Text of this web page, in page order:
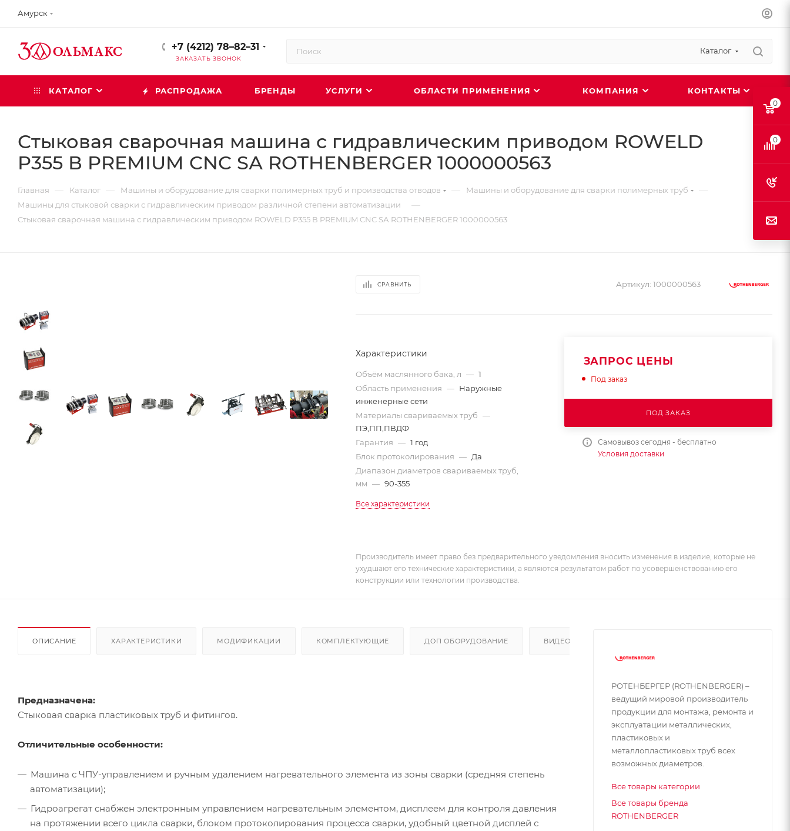
Амурск
+7 (4212) 78–82–31
ЗАКАЗАТЬ ЗВОНОК
Каталог
КАТАЛОГ РАСПРОДАЖА БРЕНДЫ УСЛУГИ ОБЛАСТИ ПРИМЕНЕНИЯ КОМПАНИЯ КОНТАКТЫ
Стыковая сварочная машина с гидравлическим приводом ROWELD
P355 В PREMIUM CNC SА ROTHENBERGER 1000000563
Главная — Каталог — Машины и оборудование для сварки полимерных труб и производства отводов — Машины и оборудование для сварки полимерных труб —
Машины для стыковой сварки с гидравлическим приводом различной степени автоматизации —
Стыковая сварочная машина с гидравлическим приводом ROWELD P355 В PREMIUM CNC SА ROTHENBERGER 1000000563
СРАВНИТЬ Артикул: 1000000563
Характеристики
Объём маслянного бака, л — 1
Область применения — Наружные
инженерные сети
Материалы свариваемых труб —
ПЭ,ПП,ПВДФ
Гарантия — 1 год
Блок протоколирования — Да
Диапазон диаметров свариваемых труб,
мм — 90-355
Все характеристики
ЗАПРОС ЦЕНЫ
Под заказ
ПОД ЗАКАЗ
Самовывоз сегодня - бесплатно
Условия доставки
Производитель имеет право без предварительного уведомления вносить изменения в изделие, которые не
ухудшают его технические характеристики, а являются результатом работ по усовершенствованию его
конструкции или технологии производства.
ОПИСАНИЕ ХАРАКТЕРИСТИКИ МОДИФИКАЦИИ КОМПЛЕКТУЮЩИЕ ДОП ОБОРУДОВАНИЕ ВИДЕО
Предназначена:
Стыковая сварка пластиковых труб и фитингов.
Отличительные особенности:
Машина с ЧПУ-управлением и ручным удалением нагревательного элемента из зоны сварки (средняя степень
автоматизации);
Гидроагрегат снабжен электронным управлением нагревательным элементом, дисплеем для контроля давления
на протяжении всего цикла сварки, блоком протоколирования процесса сварки, удобный цветной дисплей с
РОТЕНБЕРГЕР (ROTHENBERGER) –
ведущий мировой производитель
продукции для монтажа, ремонта и
эксплуатации металлических,
пластиковых и
металлопластиковых труб всех
возможных диаметров.
Все товары категории
Все товары бренда
ROTHENBERGER
0
0